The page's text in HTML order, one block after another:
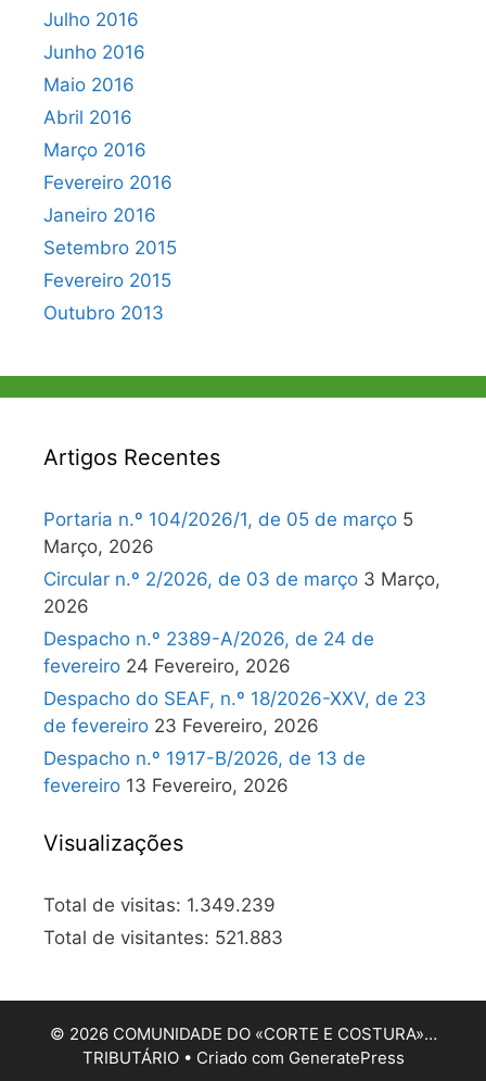
Julho 2016
Junho 2016
Maio 2016
Abril 2016
Março 2016
Fevereiro 2016
Janeiro 2016
Setembro 2015
Fevereiro 2015
Outubro 2013
Artigos Recentes
Portaria n.º 104/2026/1, de 05 de março 5
Março, 2026
Circular n.º 2/2026, de 03 de março 3 Março,
2026
Despacho n.º 2389-A/2026, de 24 de
fevereiro 24 Fevereiro, 2026
Despacho do SEAF, n.º 18/2026-XXV, de 23
de fevereiro 23 Fevereiro, 2026
Despacho n.º 1917-B/2026, de 13 de
fevereiro 13 Fevereiro, 2026
Visualizações
Total de visitas: 1.349.239
Total de visitantes: 521.883
© 2026 COMUNIDADE DO «CORTE E COSTURA»…
TRIBUTÁRIO• Criado com GeneratePress